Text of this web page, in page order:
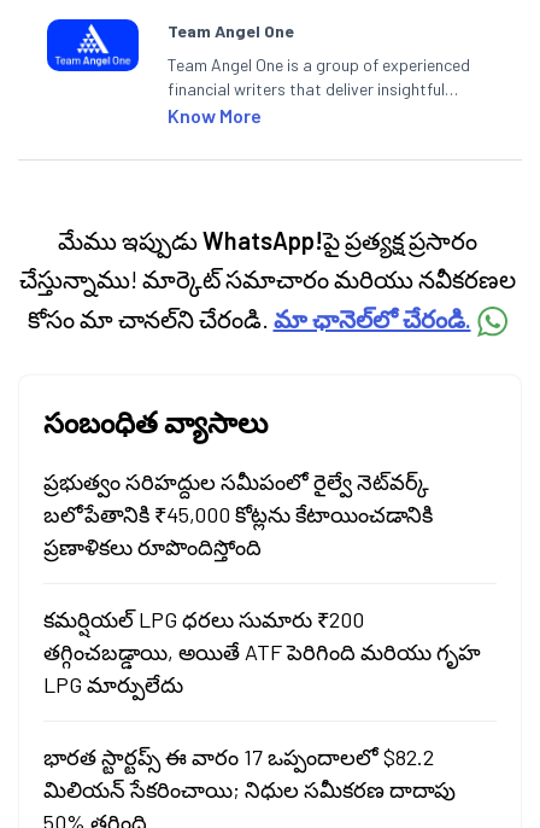
Team Angel One
Team Angel One is a group of experienced
financial writers that deliver insightful
articles on the stock market, IPO, economy,
categories.
Know More
మేము ఇప్పుడుWhatsApp!పై ప్రత్యక్ష ప్రసారం
చేస్తున్నాము! మార్కెట్ సమాచారం మరియు నవీకరణల
కోసం మా చానల్‌ని చేరండి. మా ఛానెల్‌లో చేరండి.
సంబంధిత వ్యాసాలు
ప్రభుత్వం సరిహద్దుల సమీపంలో రైల్వే నెట్‌వర్క్
బలోపేతానికి ₹45,000 కోట్లను కేటాయించడానికి
ప్రణాళికలు రూపొందిస్తోంది
కమర్షియల్ LPG ధరలు సుమారు ₹200
తగ్గించబడ్డాయి, అయితే ATF పెరిగింది మరియు గృహ
LPG మార్పులేదు
భారత స్టార్టప్స్ ఈ వారం 17 ఒప్పందాలలో $82.2
మిలియన్ సేకరించాయి; నిధుల సమీకరణ దాదాపు
50% తగ్గింది